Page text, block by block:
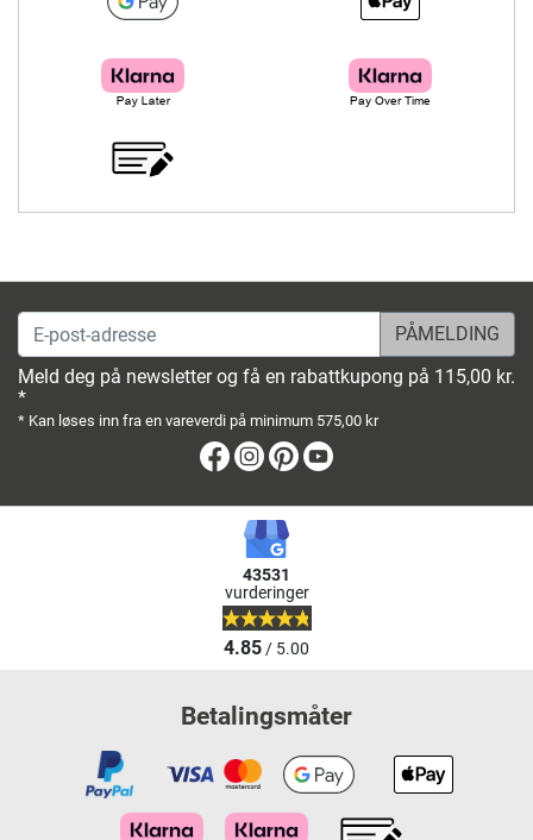
E-post-adresse
Meld deg på newsletter og få en rabattkupong på 115,00 kr.
*
* Kan løses inn fra en vareverdi på minimum 575,00 kr
Facebook
Instagram
Pinterest
43531
vurderinger
4.85/ 5.00
Betalingsmåter